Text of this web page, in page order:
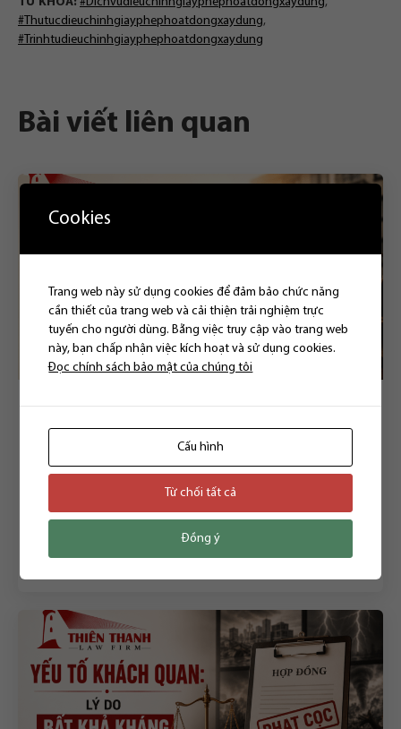
#Thutucdieuchinhgiayphephoatdongxaydung,
#Trinhtudieuchinhgiayphephoatdongxaydung
Bài viết liên quan
ĐƠN PHƯƠNG CHẤM DỨT HỢP ĐỒNG THUÊ: THỰC HIỆN
MỘT QUYỀN DÂN SỰ HAY KHỞI NGUỒN CỦA MỘT
TRANH CHẤP PHÁP LÝ? VÀ AI THỰC SỰ LÀ BÊN CÓ LỖI
HẠN?
16/06/2026
Đọc thêm
Cookies
Trang web này sử dụng cookies để đảm bảo chức năng
cần thiết của trang web và cải thiện trải nghiệm trực
tuyến cho người dùng. Bằng việc truy cập vào trang web
này, bạn chấp nhận việc kích hoạt và sử dụng cookies.
Đọc chính sách bảo mật của chúng tôi
Cấu hình
Từ chối tất cả
Đồng ý